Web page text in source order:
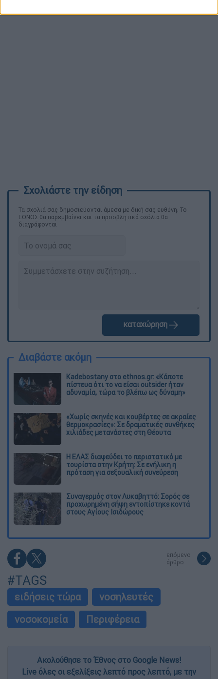
Τα σχολιά σας δημοσιεύονται άμεσα με δική σας ευθύνη. Το
ΕΘΝΟΣ θα παρεμβαίνει και τα προσβλητικά σχόλια θα
διαγράφονται
καταχώρηση
Διαβάστε ακόμη
Kadebostany στο ethnos.gr: «Κάποτε
πίστευα ότι το να είσαι outsider ήταν
αδυναμία, τώρα το βλέπω ως δύναμη»
«Χωρίς σκηνές και κουβέρτες σε ακραίες
θερμοκρασίες»: Σε δραματικές συνθήκες
χιλιάδες μετανάστες στη Θέουτα
Η ΕΛΑΣ διαψεύδει το περιστατικό με
τουρίστα στην Κρήτη: Σε ενήλικη η
πρόταση για σεξουαλική συνεύρεση
Συναγερμός στον Λυκαβηττό: Σορός σε
προχωρημένη σήψη εντοπίστηκε κοντά
στους Αγίους Ισιδώρους
επόμενο
άρθρο
#TAGS
ειδήσεις τώρα
νοσηλευτές
νοσοκομεία
Περιφέρεια
Ακολούθησε το Έθνος στο Google News!
Live όλες οι εξελίξεις λεπτό προς λεπτό, με την